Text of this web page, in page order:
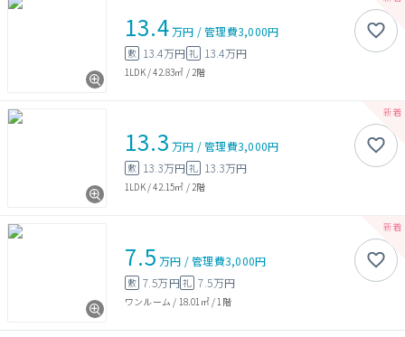
13.4万円 /管理費3,000円
敷 13.4万円 礼 13.4万円
1LDK/42.83㎡ / 2階
13.3 万円 /管理費3,000円
敷 13.3万円 礼 13.3万円
1LDK/42.15㎡ / 2階
7.5 万円 /管理費3,000円
敷 7.5万円礼 7.5万円
ワンルーム / 18.01㎡/ 1階